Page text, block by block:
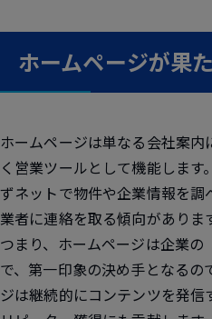
ホームページが果
ホームページは単なる会社案
く営業ツールとして機能します
ずネットで物件や企業情報を調
業者に連絡を取る傾向がありま
つまり、ホームページは企業の
で、第一印象の決め手となるの
ジは継続的にコンテンツを発信